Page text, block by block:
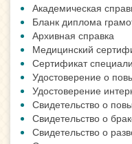
Академическая
Бланк диплома
Архивная справка
Медицинский
Сертификат
Удостоверение о
Удостоверение
Свидетельство о
Свидетельство о
Свидетельство о